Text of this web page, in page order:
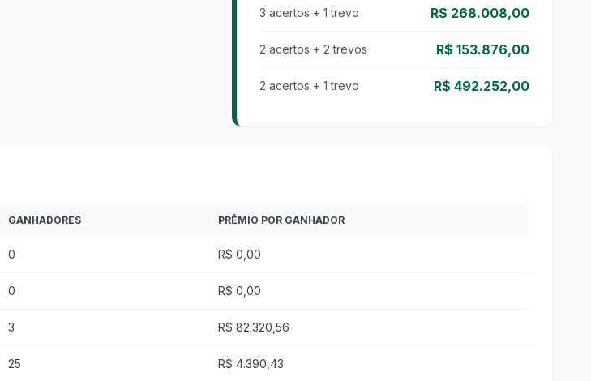
3 acertos + 1 trevo R$ 268.008,00
2 acertos + 2 trevos R$ 153.876,00
2 acertos + 1 trevo R$ 492.252,00
GANHADORES PRÊMIO POR GANHADOR
0 R$ 0,00
0 R$ 0,00
3 R$ 82.320,56
25 R$ 4.390,43